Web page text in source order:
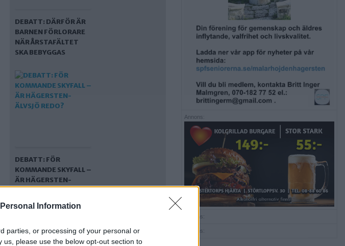
Information
parties, or processing of your personal or
please use the below opt-out section to
DEBATT: DÄRFÖR ÄR
BARNEN FÖRLORARE
NÄR ÅRSTAFÄLTET
SKA BEBYGGAS
DEBATT: FÖR
KOMMANDE SKYFALL –
ÄR HÄGERSTEN-
ÄLVSJÖ REDO?
Annons:
Annons:
Annons: